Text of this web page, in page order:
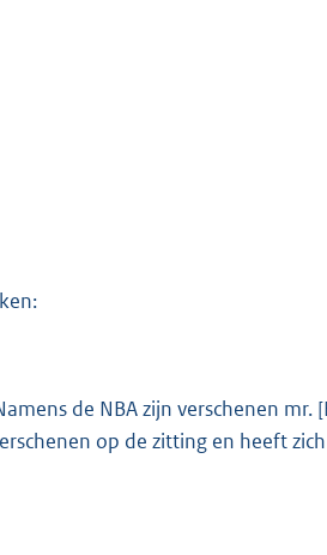
de NBA zijn verschenen mr.
op de zitting en heeft